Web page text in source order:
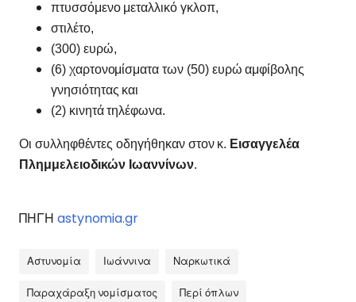
πτυσσόμενο μεταλλικό γκλοπ,
στιλέτο,
(300) ευρώ,
(6) χαρτονομίσματα των (50) ευρώ αμφίβολης
γνησιότητας και
(2) κινητά τηλέφωνα.
Οι συλληφθέντες οδηγήθηκαν στον κ. Εισαγγελέα
Πλημμελειοδικών Ιωαννίνων.
ΠΗΓΗ astynomia.gr
Αστυνομία Ιωάννινα Ναρκωτικά
Παραχάραξη νομίσματος Περί όπλων